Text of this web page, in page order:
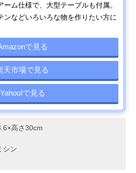
ム仕様で、大型テーブルも付属。
ンなどいろいろな物を作りたい方に
で見る
天市場で見る
Yahoo!で見る
高さ30cm
シン